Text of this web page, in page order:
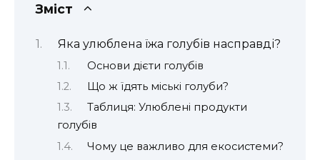
Зміст
Яка улюблена їжа голубів насправді?
Основи дієти голубів
Що ж їдять міські голуби?
Таблиця: Улюблені продукти
голубів
Чому це важливо для екосистеми?